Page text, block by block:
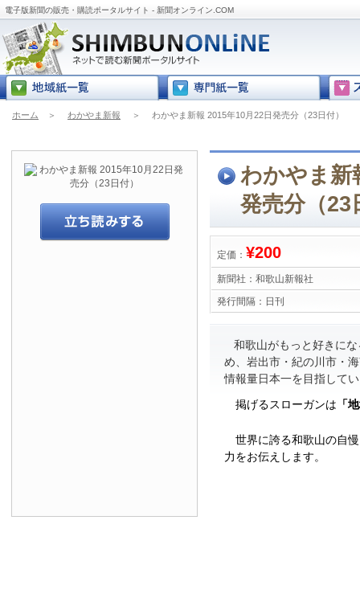
電子版新聞の販売・購読ポータルサイト - 新聞オンライン.COM
ホーム ＞ わかやま新報 ＞ わかやま新報 2015年10月22日発売分（23日付）
わかやま新
発売分（23
定価： ¥200
新聞社： 和歌山新報社
発行間隔： 日刊
和歌山がもっと好きに
め、岩出市・紀の川市・
情報量日本一を目指して
掲げるスローガンは 「
世界に誇る和歌山の自
力をお伝えします。